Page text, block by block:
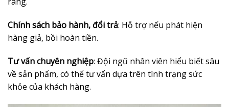
Chính sách bảo hành, đổi trả: Hỗ trợ nếu phát hiện
hàng giả, bồi hoàn tiền.
Tư vấn chuyên nghiệp: Đội ngũ nhân viên hiểu biết sâu
về sản phẩm, có thể tư vấn dựa trên tình trạng sức
khỏe của khách hàng.